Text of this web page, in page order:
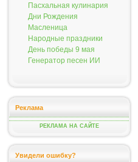
Пасхальная кулинария
Дни Рождения
Масленица
Народные праздники
День победы 9 мая
Генератор песен ИИ
Реклама
РЕКЛАМА НА САЙТЕ
Увидели ошибку?